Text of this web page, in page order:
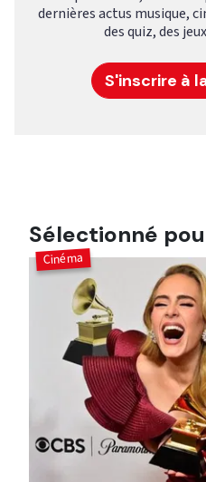
dernières actus musique,
des quiz, des
S'inscrire à
Sélectionné
Cinéma